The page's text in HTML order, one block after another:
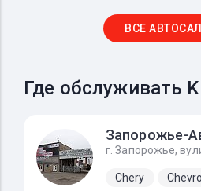
ВСЕ
Где обслуживать
Запорожье-
Chery